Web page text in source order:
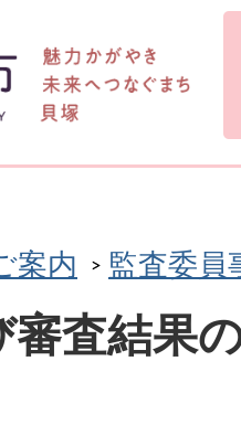
案内 監査委員
審査結果